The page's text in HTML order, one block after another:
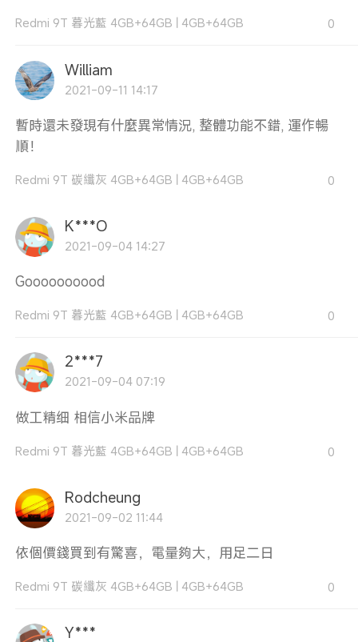
Redmi 9T 暮光藍 4GB+64GB | 4GB+64GB 0
William
2021-09-11 14:17
暫時還未發現有什麼異常情況, 整體功能不錯, 運作暢
順！
Redmi 9T 碳纖灰 4GB+64GB | 4GB+64GB 0
K***O
2021-09-04 14:27
Goooooooood
Redmi 9T 暮光藍 4GB+64GB | 4GB+64GB 0
2***7
2021-09-04 07:19
做工精细 相信小米品牌
Redmi 9T 暮光藍 4GB+64GB | 4GB+64GB 0
Rodcheung
2021-09-02 11:44
依個價錢買到有驚喜，電量夠大，用足二日
Redmi 9T 碳纖灰 4GB+64GB | 4GB+64GB 0
Y***